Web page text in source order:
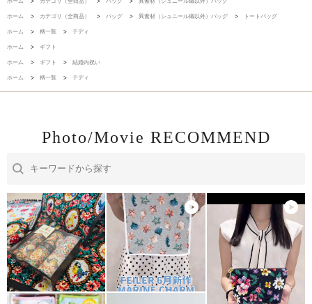
ホーム > カテゴリ（全商品） > バッグ > 異素材（シュニール織以外）バッグ > トートバッグ
ホーム > 柄一覧 > テディ
ホーム > ギフト
ホーム > ギフト > 結婚内祝い
ホーム > 柄一覧 > テディ
Photo/Movie RECOMMEND